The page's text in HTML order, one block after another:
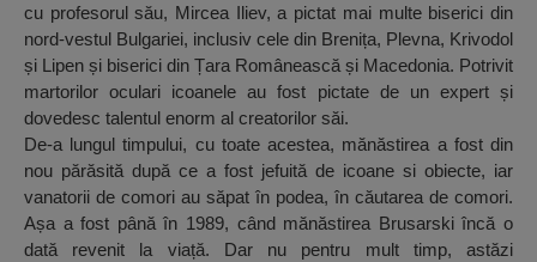
cu profesorul său, Mircea Iliev, a pictat mai multe biserici din
nord-vestul Bulgariei, inclusiv cele din Brenița, Plevna, Krivodol
și Lipen și biserici din Țara Românească și Macedonia. Potrivit
martorilor oculari icoanele au fost pictate de un expert și
dovedesc talentul enorm al creatorilor săi.
De-a lungul timpului, cu toate acestea, mănăstirea a fost din
nou părăsită după ce a fost jefuită de icoane si obiecte, iar
vanatorii de comori au săpat în podea, în căutarea de comori.
Așa a fost până în 1989, când mănăstirea Brusarski încă o
dată revenit la viață. Dar nu pentru mult timp, astăzi